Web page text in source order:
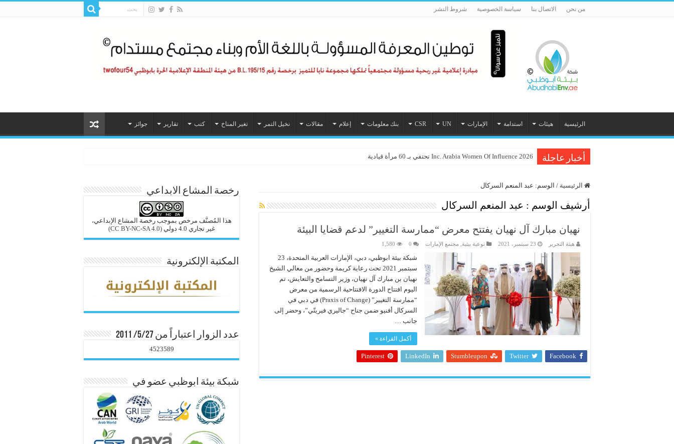
من نحن الاتصال بنا سياسة الخصوصية شروط النشر
الرئيسية هيئات استدامة الإمارات UN
CSR بنك معلومات إعلام مقالات نخيل التمر تغير المناخ كتب تقارير جوائز
أخبار عاجلة Inc. Arabia Women Of Influence 2026 تحتفي بـ 60 مرأة قيادية
الرئيسية / الوسم: عبد المنعم السركال
أرشيف الوسم : عبد المنعم السركال
نهيان مبارك آل نهيان يفتتح معرض “ممارسة التغيير” لدعم قضايا البيئة
هيئة التحرير 23 سبتمبر، 2021 توعية بيئية مجتمع الإمارات 0
1,580
شبكة بيئة ابوظبي، دبي، الإمارات العربية المتحدة، 23
سبتمبر 2021 تحت رعاية كريمة وحضور من معالي الشيخ
نهيان بن مبارك آل نهيان، وزير التسامح والتعايش، تم
اليوم افتتاح الدورة الافتتاحية الرسمية من معرض
“ممارسة التغيير” (Praxis of Change) في دبي في
السركال أفنيو ضمن جناح “جاليري فيريتّي”، وحضر إلى
جانب …
أكمل القراءة »
Facebook
Twitter
Stumbleupon
LinkedIn
Pinterest
رخصة المشاع الابداعي
هذا المُصنَّف مرخص بموجب رخصة المشاع الإبداعي،
غير تجاري 4.0 دولي
(CC BY-NC-SA 4.0)
المكتبة الإلكترونية
عدد الزوار اعتباراً من 5/27/ 2011
4523589
شبكة بيئة ابوظبي عضو في